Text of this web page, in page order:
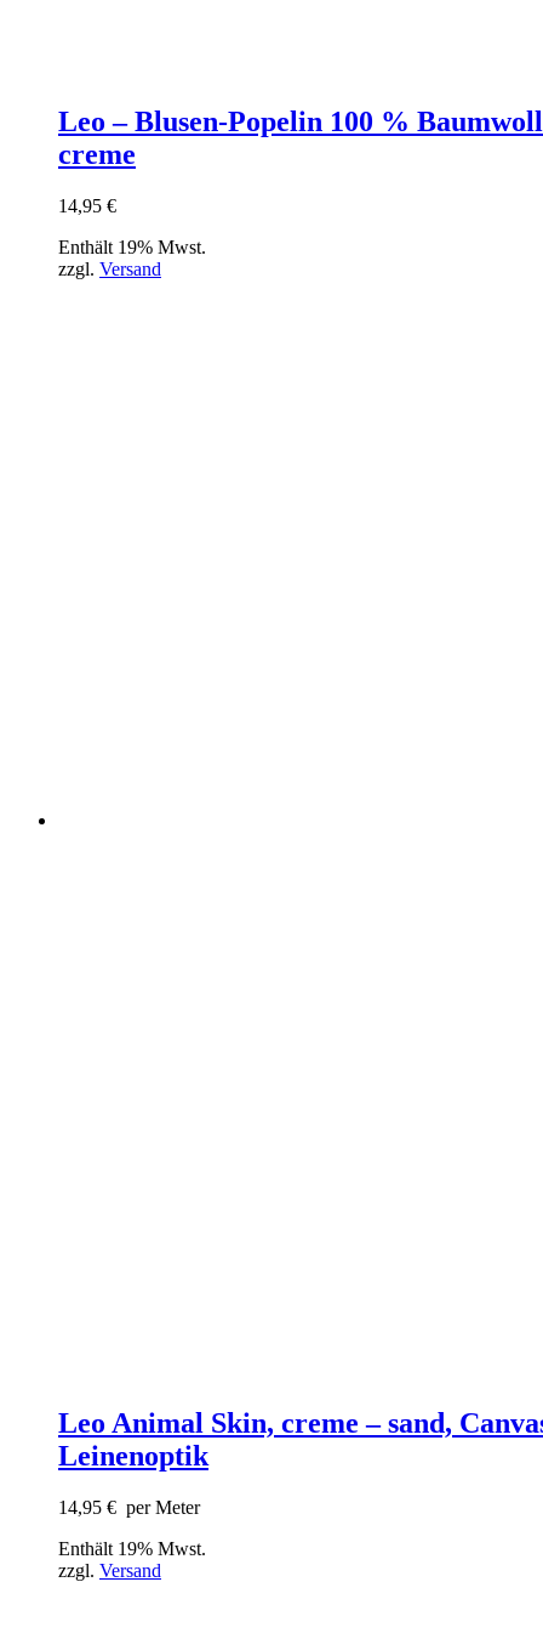
Leo – Blusen-Popelin 100 %
creme
14,95 €
Enthält 19% Mwst.
zzgl. Versand
Leo Animal Skin, creme – sand,
Leinenoptik
14,95 € per Meter
Enthält 19% Mwst.
zzgl. Versand